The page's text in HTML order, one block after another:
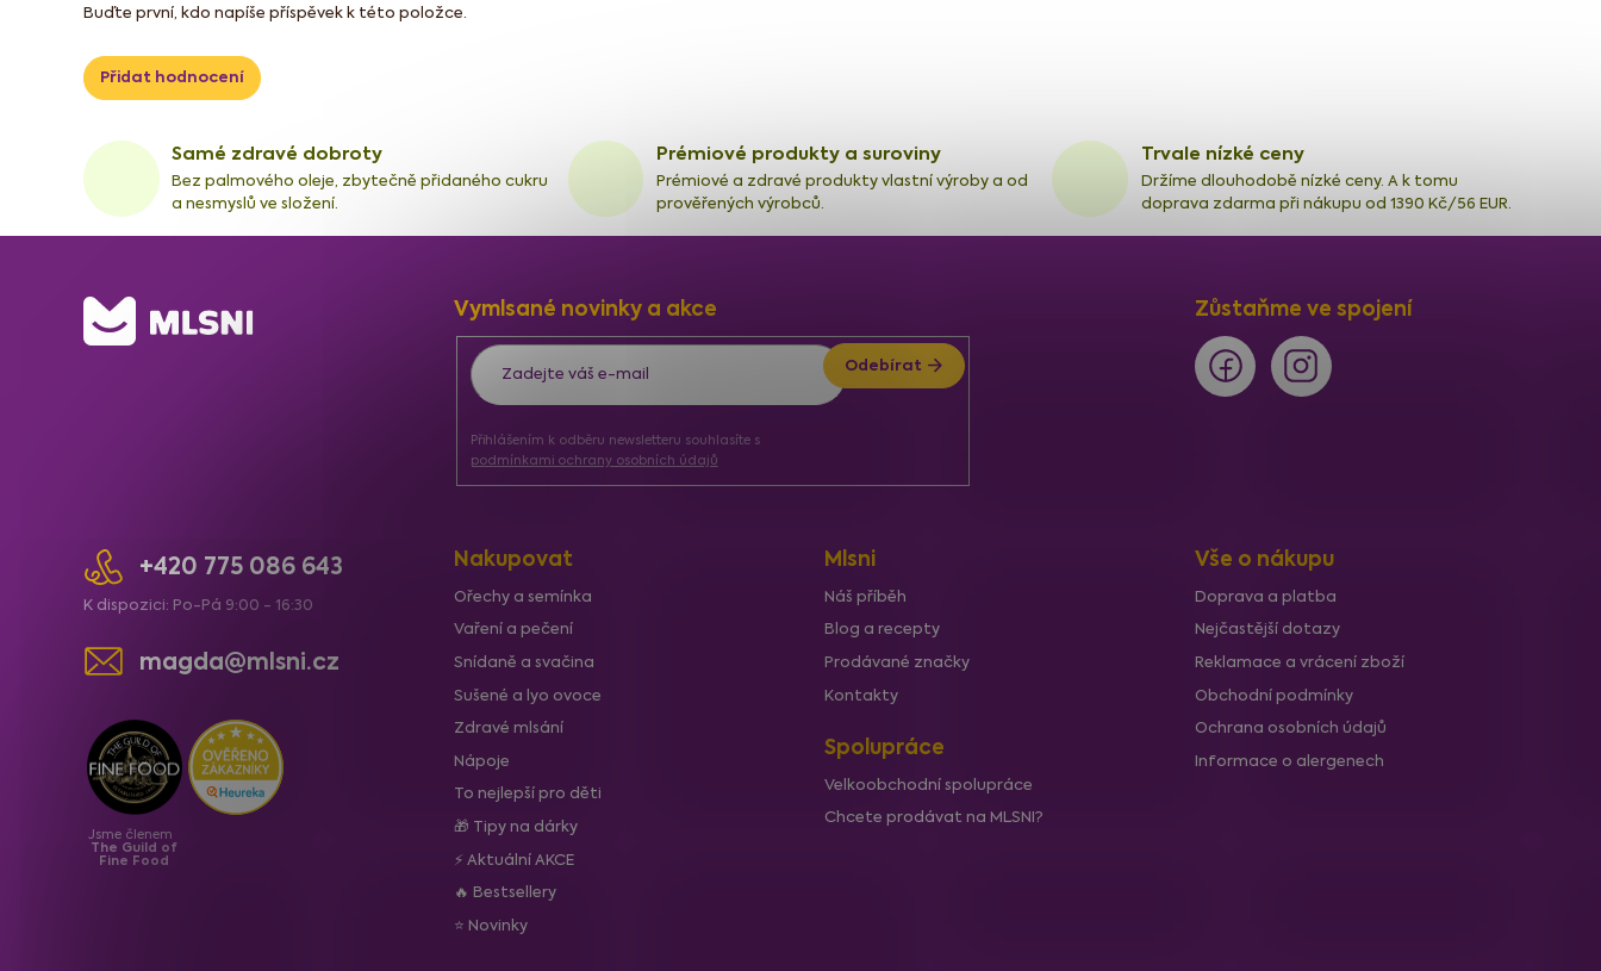
Samé zdravé dobroty
Bez palmového oleje, zbytečně přidaného cukru
a nesmyslů ve složení.
Prémiové produkty a suroviny
Prémiové a zdravé produkty vlastní výroby a od
prověřených výrobců.
Trvale nízké ceny
Držíme dlouhodobě nízké ceny. A k tomu
doprava zdarma při nákupu od 1390 Kč/56 EUR.
Buďte první, kdo napíše příspěvek k této položce.
Přidat hodnocení
Vymlsané novinky a akce
Přihlášením k odběru newsletteru souhlasíte s
podmínkami ochrany osobních údajů
Odebírat
Zůstaňme ve spojení
+420 775 086 643
K dispozici: Po-Pá 9:00 - 16:30
magda@mlsni.cz
Jsme členem
The Guild of
Fine Food
Nakupovat
Ořechy a semínka
Vaření a pečení
Snídaně a svačina
Sušené a lyo ovoce
Zdravé mlsání
Nápoje
To nejlepší pro děti
🎁 Tipy na dárky
⚡ Aktuální AKCE
🔥 Bestsellery
⭐ Novinky
Mlsni
Náš příběh
Blog a recepty
Prodávané značky
Kontakty
Spolupráce
Velkoobchodní spolupráce
Chcete prodávat na MLSNI?
Vše o nákupu
Doprava a platba
Nejčastější dotazy
Reklamace a vrácení zboží
Obchodní podmínky
Ochrana osobních údajů
Informace o alergenech